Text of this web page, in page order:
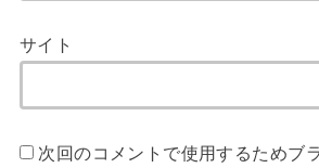
サイト
次回のコメントで使用するためブ